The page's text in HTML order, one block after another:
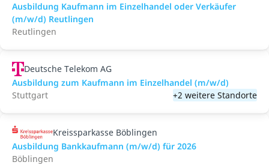
Ausbildung Kaufmann im Einzelhandel oder Verkäufer
(m/w/d) Reutlingen
Reutlingen
Deutsche Telekom AG
Ausbildung zum Kaufmann im Einzelhandel (m/w/d)
Stuttgart
+2 weitere Standorte
Kreissparkasse Böblingen
Ausbildung Bankkaufmann (m/w/d) für 2026
Böblingen